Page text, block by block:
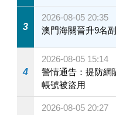
3
2026-08-05 20:35
澳門海關晉升9名
4
2026-08-05 15:14
警情通告：提防網
帳號被盜用
2026-08-05 20:27